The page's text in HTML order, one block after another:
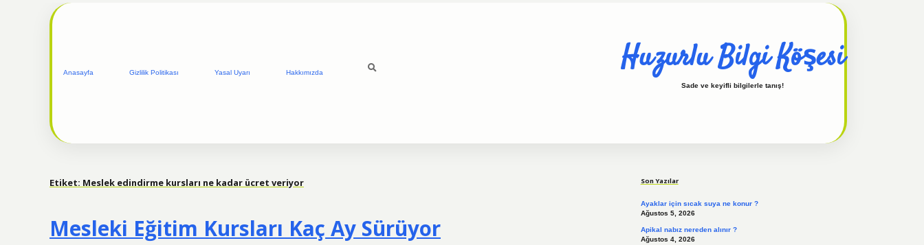
Anasayfa Gizlilik Politikası Yasal Uyarı Hakkımızda Huzurlu Bilgi Köşesi
Sade ve keyifli bilgilerle tanış!
Etiket: Meslek edindirme kursları ne kadar ücret veriyor
Mesleki Eğitim Kursları Kaç Ay Sürüyor
Son Yazılar
Ayaklar için sıcak suya ne konur ?
Ağustos 5, 2026
Apikal nabız nereden alınır ?
Ağustos 4, 2026